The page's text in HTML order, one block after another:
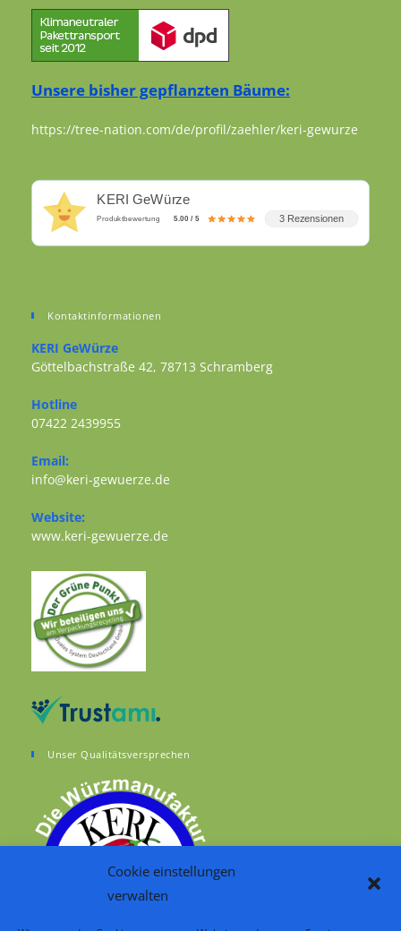
Cookie einstellungen
verwalten
Unsere bisher gepflanzten Bäume:
https://tree-nation.com/de/profil/zaehler/keri-gewurze
KERI GeWürze
Produktbewertung 5.00 / 5 3 Rezensionen
Kontaktinformationen
KERI GeWürze
Göttelbachstraße 42, 78713 Schramberg
Hotline
07422 2439955
Email:
info@keri-gewuerze.de
Website:
www.keri-gewuerze.de
Unser Qualitätsversprechen